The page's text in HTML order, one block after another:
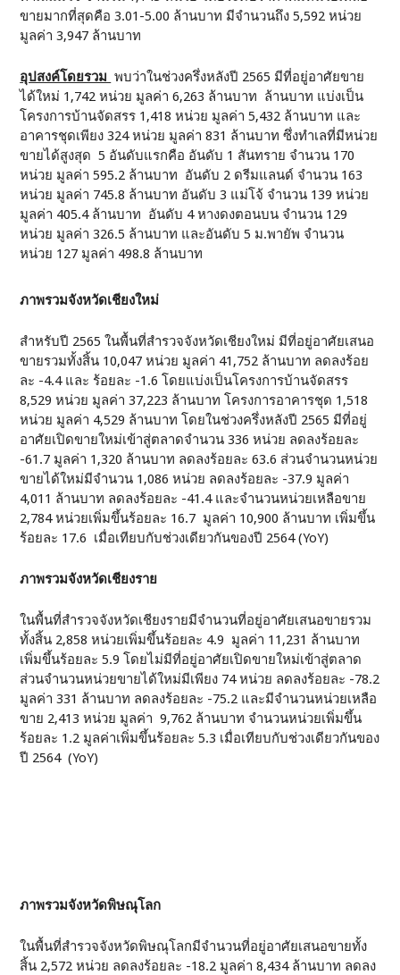
ขายมากที่สุดคือ 3.01-5.00 ล้านบาท มีจำนวนถึง 5,592 หน่วย
มูลค่า 3,947 ล้านบาท
อุปสงค์โดยรวม พบว่าในช่วงครึ่งหลังปี 2565 มีที่อยู่อาศัยขาย
ได้ใหม่ 1,742 หน่วย มูลค่า 6,263 ล้านบาท ล้านบาท แบ่งเป็น
โครงการบ้านจัดสรร 1,418 หน่วย มูลค่า 5,432 ล้านบาท และ
อาคารชุดเพียง 324 หน่วย มูลค่า 831 ล้านบาท ซึ่งทำเลที่มีหน่วย
ขายได้สูงสุด 5 อันดับแรกคือ อันดับ 1 สันทราย จำนวน 170
หน่วย มูลค่า 595.2 ล้านบาท อันดับ 2 ดรีมแลนด์ จำนวน 163
หน่วย มูลค่า 745.8 ล้านบาท อันดับ 3 แม่โจ้ จำนวน 139 หน่วย
มูลค่า 405.4 ล้านบาท อันดับ 4 หางดงตอนบน จำนวน 129
หน่วย มูลค่า 326.5 ล้านบาท และอันดับ 5 ม.พายัพ จำนวน
หน่วย 127 มูลค่า 498.8 ล้านบาท
ภาพรวมจังหวัดเชียงใหม่
สำหรับปี 2565 ในพื้นที่สำรวจจังหวัดเชียงใหม่ มีที่อยู่อาศัยเสนอ
ขายรวมทั้งสิ้น 10,047 หน่วย มูลค่า 41,752 ล้านบาท ลดลงร้อย
ละ -4.4 และ ร้อยละ -1.6 โดยแบ่งเป็นโครงการบ้านจัดสรร
8,529 หน่วย มูลค่า 37,223 ล้านบาท โครงการอาคารชุด 1,518
หน่วย มูลค่า 4,529 ล้านบาท โดยในช่วงครึ่งหลังปี 2565 มีที่อยู่
อาศัยเปิดขายใหม่เข้าสู่ตลาดจำนวน 336 หน่วย ลดลงร้อยละ
-61.7 มูลค่า 1,320 ล้านบาท ลดลงร้อยละ 63.6 ส่วนจำนวนหน่วย
ขายได้ใหม่มีจำนวน 1,086 หน่วย ลดลงร้อยละ -37.9 มูลค่า
4,011 ล้านบาท ลดลงร้อยละ -41.4 และจำนวนหน่วยเหลือขาย
2,784 หน่วยเพิ่มขึ้นร้อยละ 16.7 มูลค่า 10,900 ล้านบาท เพิ่มขึ้น
ร้อยละ 17.6 เมื่อเทียบกับช่วงเดียวกันของปี 2564 (YoY)
ภาพรวมจังหวัดเชียงราย
ในพื้นที่สำรวจจังหวัดเชียงรายมีจำนวนที่อยู่อาศัยเสนอขายรวม
ทั้งสิ้น 2,858 หน่วยเพิ่มขึ้นร้อยละ 4.9 มูลค่า 11,231 ล้านบาท
เพิ่มขึ้นร้อยละ 5.9 โดยไม่มีที่อยู่อาศัยเปิดขายใหม่เข้าสู่ตลาด
ส่วนจำนวนหน่วยขายได้ใหม่มีเพียง 74 หน่วย ลดลงร้อยละ -78.2
มูลค่า 331 ล้านบาท ลดลงร้อยละ -75.2 และมีจำนวนหน่วยเหลือ
ขาย 2,413 หน่วย มูลค่า 9,762 ล้านบาท จำนวนหน่วยเพิ่มขึ้น
ร้อยละ 1.2 มูลค่าเพิ่มขึ้นร้อยละ 5.3 เมื่อเทียบกับช่วงเดียวกันของ
ปี 2564 (YoY)
ภาพรวมจังหวัดพิษณุโลก
ในพื้นที่สำรวจจังหวัดพิษณุโลกมีจำนวนที่อยู่อาศัยเสนอขายทั้ง
สิ้น 2,572 หน่วย ลดลงร้อยละ -18.2 มูลค่า 8,434 ล้านบาท ลดลง